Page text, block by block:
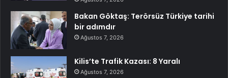
Bakan Göktaş: Terörsüz Türkiye tarihi
bir adımdır
Ağustos 7, 2026
Kilis’te Trafik Kazası: 8 Yaralı
Ağustos 7, 2026